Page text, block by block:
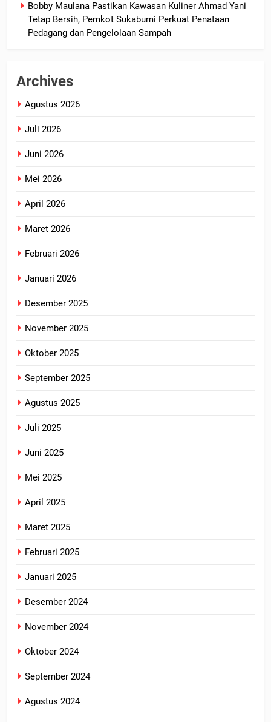
Bobby Maulana Pastikan Kawasan Kuliner Ahmad Yani
Tetap Bersih, Pemkot Sukabumi Perkuat Penataan
Pedagang dan Pengelolaan Sampah
Archives
Agustus 2026
Juli 2026
Juni 2026
Mei 2026
April 2026
Maret 2026
Februari 2026
Januari 2026
Desember 2025
November 2025
Oktober 2025
September 2025
Agustus 2025
Juli 2025
Juni 2025
Mei 2025
April 2025
Maret 2025
Februari 2025
Januari 2025
Desember 2024
November 2024
Oktober 2024
September 2024
Agustus 2024